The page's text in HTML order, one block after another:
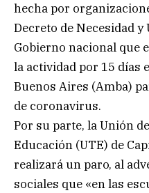
hecha por
Decreto de Necesidad
Gobierno nacional que
la actividad por 15 días
Buenos Aires (Amba)
de coronavirus.
Por su parte, la Unión
Educación (UTE) de
realizará un paro, al
sociales que «en las